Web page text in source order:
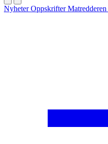
NyheterOppskrifterMatredderen